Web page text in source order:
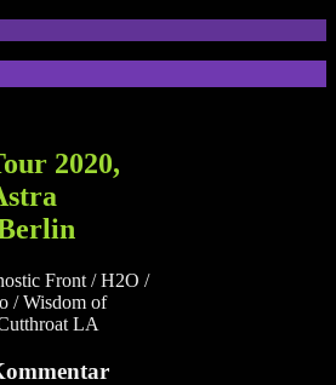
2020,
Front / H2O /
/ Wisdom of
LA